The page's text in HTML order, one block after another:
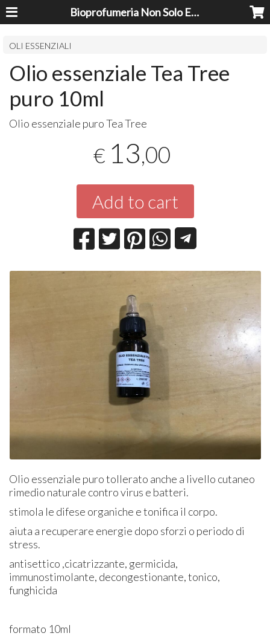
Bioprofumeria Non Solo Essenze
OLI ESSENZIALI
Olio essenziale Tea Tree
puro 10ml
Olio essenziale puro Tea Tree
€ 13,00
Add to cart
Olio essenziale puro tollerato anche a livello cutaneo
rimedio naturale contro virus e batteri.
stimola le difese organiche e tonifica il corpo.
aiuta a recuperare energie dopo sforzi o periodo di
stress.
antisettico ,cicatrizzante, germicida,
immunostimolante, decongestionante, tonico,
funghicida
formato 10ml